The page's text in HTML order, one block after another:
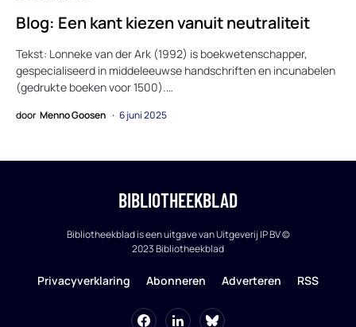
Blog: Een kant kiezen vanuit neutraliteit
Tekst: Lonneke van der Ark (1992) is boekwetenschapper,
gespecialiseerd in middeleeuwse handschriften en incunabelen
(gedrukte boeken voor 1500).…
door Menno Goosen 6 juni 2025
BIBLIOTHEEKBLAD
Bibliotheekblad is een uitgave van Uitgeverij IP BV ©
2023 Bibliotheekblad
Privacyverklaring Abonneren Adverteren RSS